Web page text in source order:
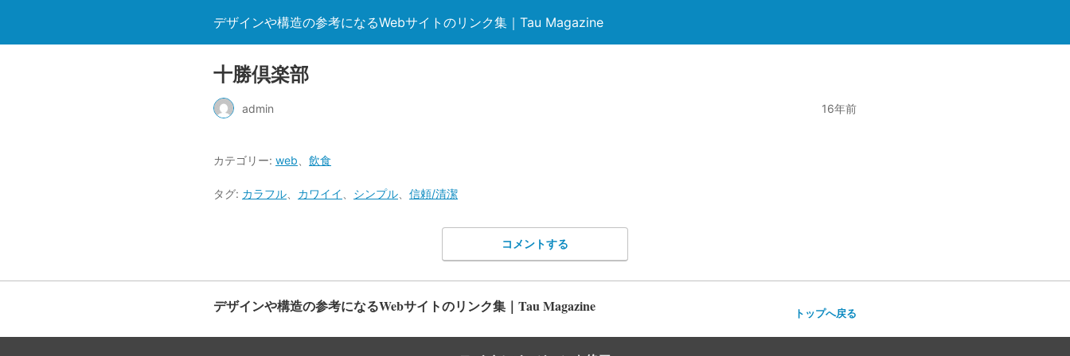
デザインや構造の参考になるWebサイトのリンク集｜Tau Magazine
十勝倶楽部
admin 16年前
カテゴリー: web 飲食
タグ: カラフル カワイイ シンプル 信頼/清潔
コメントする
デザインや構造の参考になるWebサイトのリンク集｜Tau Magazine トップへ戻る